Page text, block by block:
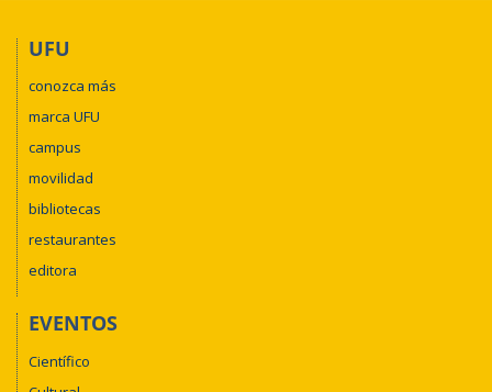
UFU
conozca más
marca UFU
campus
movilidad
bibliotecas
restaurantes
editora
EVENTOS
Científico